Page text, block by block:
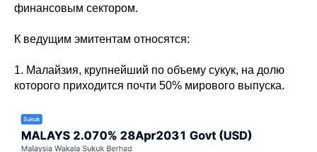
финансовым сектором.
К ведущим эмитентам относятся:
1. Малайзия, крупнейший по объему сукук, на долю
которого приходится почти 50% мирового выпуска.